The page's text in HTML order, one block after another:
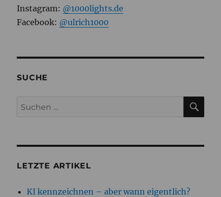
Instagram: @1000lights.de
Facebook: @ulrich1000
SUCHE
Suchen
nach:
LETZTE ARTIKEL
KI kennzeichnen – aber wann eigentlich?